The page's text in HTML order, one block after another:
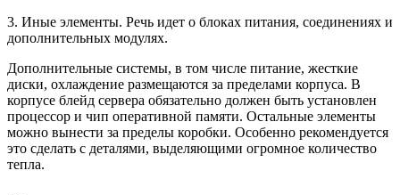
3. Иные элементы. Речь идет о блоках питания, соединениях и
дополнительных модулях.
Дополнительные системы, в том числе питание, жесткие
диски, охлаждение размещаются за пределами корпуса. В
корпусе блейд сервера обязательно должен быть установлен
процессор и чип оперативной памяти. Остальные элементы
можно вынести за пределы коробки. Особенно рекомендуется
это сделать с деталями, выделяющими огромное количество
тепла.